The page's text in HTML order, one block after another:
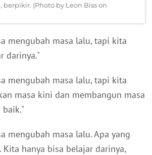
berpikir. (Photo by Leon Biss on
mengubah masa lalu, tapi kita
darinya."
mengubah masa lalu, tapi kita
masa kini dan membangun masa
mengubah masa lalu. Apa yang
hanya bisa belajar darinya,